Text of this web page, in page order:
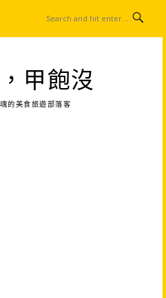
甲飽沒
的美食旅遊部落客